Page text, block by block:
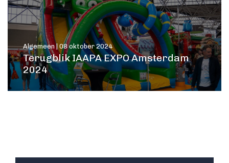
Algemeen | 08 oktober 2024
Terugblik IAAPA EXPO Amsterdam
2024